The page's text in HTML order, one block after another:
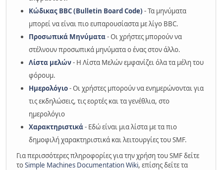
Κώδικας BBC (Bulletin Board Code) - Τα μηνύματα
μπορεί να είναι πιο ευπαρουσίαστα με λίγο BBC.
Προσωπικά Μηνύματα- Οι χρήστες μπορούν να
στέλνουν προσωπικά μηνύματα ο ένας στον άλλο.
Λίστα μελών- Η Λίστα Μελών εμφανίζει όλα τα μέλη του
φόρουμ.
Ημερολόγιο- Οι χρήστες μπορούν να ενημερώνονται για
τις εκδηλώσεις, τις εορτές και τα γενέθλια, στο
ημερολόγιο
Χαρακτηριστικά- Εδώ είναι μια λίστα με τα πιο
δημοφιλή χαρακτηριστικά και λειτουργίες του SMF.
Για περισσότερες πληροφορίες για την χρήση του SMF δείτε
τοSimple Machines Documentation Wiki, επίσης δείτε τα